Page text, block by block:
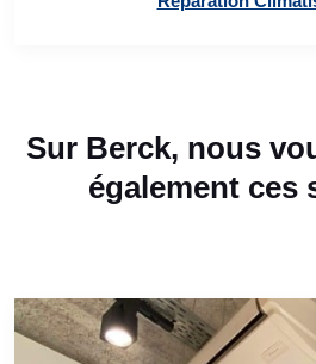
Sur Berck, nous
également ces